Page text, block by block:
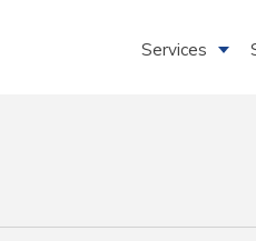
Services